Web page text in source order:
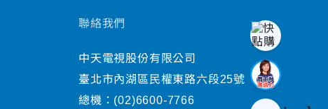
聯絡我們
中天電視股份有限公司
臺北市內湖區民權東路六段25號
總機： (02)6600-7766